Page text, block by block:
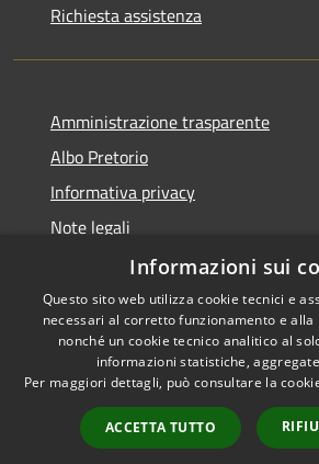
Richiesta assistenza
Amministrazione trasparente
Albo Pretorio
Informativa privacy
Note legali
Dichiarazione di accessibilità
RSS
Accessibilità
Informazioni sui
Questo sito web utilizza cookie tecnici e
necessari al corretto funzionamento e alla
nonché un cookie tecnico analitico al
informazioni statistiche,
Per maggiori dettagli, può consultare la
ACCETTA TUTTO